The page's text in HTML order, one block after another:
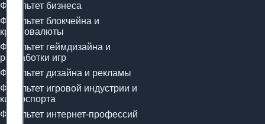
Факультет бизнеса
Факультет блокчейна и
криптовалюты
Факультет геймдизайна и
разработки игр
Факультет дизайна и рекламы
Факультет игровой индустрии и
киберспорта
Факультет интернет-профессий